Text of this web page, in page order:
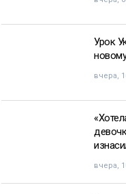
Урок
вчера,
вчера,